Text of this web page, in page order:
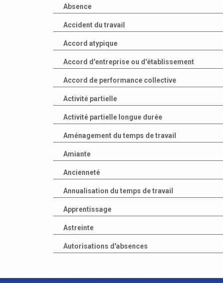
Absence
Accident du travail
Accord atypique
Accord d'entreprise ou d'établissement
Accord de performance collective
Activité partielle
Activité partielle longue durée
Aménagement du temps de travail
Amiante
Ancienneté
Annualisation du temps de travail
Apprentissage
Astreinte
Autorisations d'absences